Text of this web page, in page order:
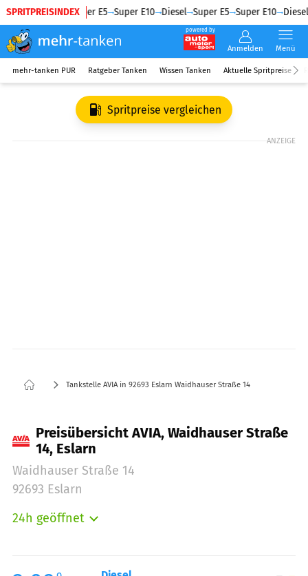
SPRITPREISINDEX
Diesel Super E5 Super E10 Diesel Super E5 Super E10 Diesel
powered by
Anmelden Menü
mehr-tanken PUR Ratgeber Tanken Wissen Tanken Aktuelle Spritpreise
Spritpreise vergleichen
ANZEIGE
Tankstelle AVIA in 92693 Eslarn Waidhauser Straße 14
Preisübersicht AVIA, Waidhauser Straße
14, Eslarn
Waidhauser Straße 14
92693 Eslarn
24h geöffnet